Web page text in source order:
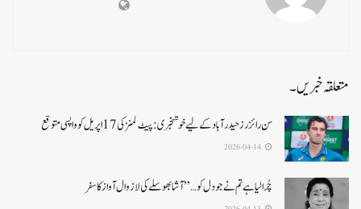
متعلقہ خبریں۔
سن رائزرز حیدرآباد کے لیے خوشخبری: پیٹ کمنز کی 17 اپریل کو واپسی متوقع
چُرا لیا ہے تم نے جو دل کو…” آشا بھوسلے کی لازوال آواز کا سفر